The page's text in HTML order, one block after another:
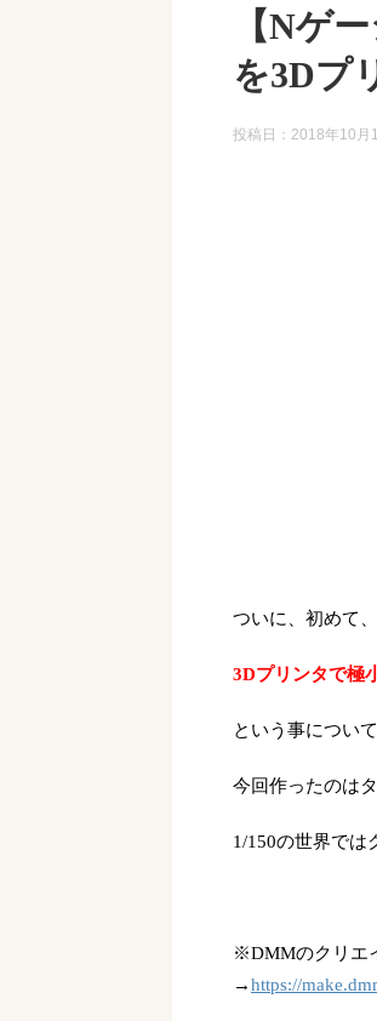
【Nゲ
を3Dプ
投稿日：2018年10月
ついに、初めて
3Dプリンタで極
という事につい
今回作ったのは
1/150の世界では
※DMMのクリエ
→https://